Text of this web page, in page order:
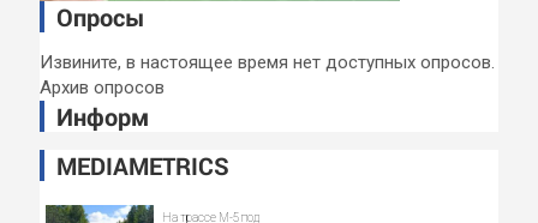
Опросы
Извините, в настоящее время нет доступных опросов.
Архив опросов
Информ
MEDIAMETRICS
На трассе М-5 под